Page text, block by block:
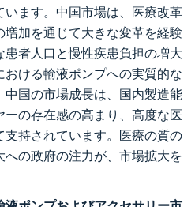
ます。中国市場は、医療改革
増加を通じて大きな変革を経験
患者人口と慢性疾患負担の増大
ける輸液ポンプへの実質的な
国の市場成長は、国内製造能
の存在感の高まり、高度な医
持されています。医療の質の
の政府の注力が、市場拡大を